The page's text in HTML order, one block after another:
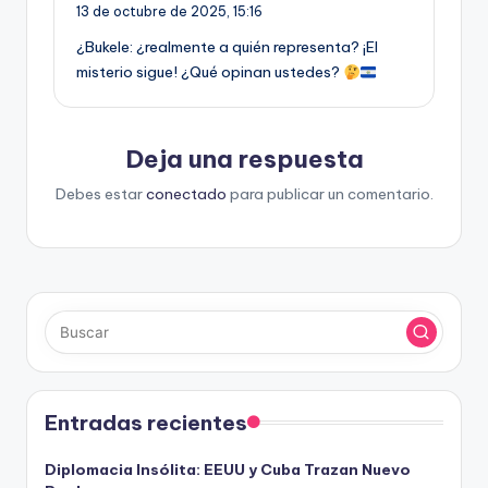
13 de octubre de 2025, 15:16
¿Bukele: ¿realmente a quién representa? ¡El
misterio sigue! ¿Qué opinan ustedes?
Deja una respuesta
Debes estarconectado para publicar un comentario.
Entradas recientes
Diplomacia Insólita: EEUU y Cuba Trazan Nuevo